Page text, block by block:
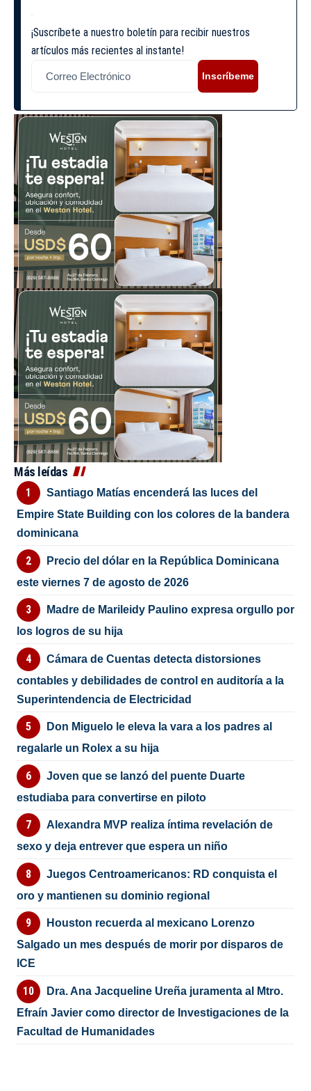
¡Suscríbete a nuestro boletín para recibir nuestros
artículos más recientes al instante!
Inscríbeme
Más leídas
Santiago Matías encenderá las luces del
Empire State Building con los colores de la bandera
dominicana
Precio del dólar en la República Dominicana
este viernes 7 de agosto de 2026
Madre de Marileidy Paulino expresa orgullo por
los logros de su hija
Cámara de Cuentas detecta distorsiones
contables y debilidades de control en auditoría a la
Superintendencia de Electricidad
Don Miguelo le eleva la vara a los padres al
regalarle un Rolex a su hija
Joven que se lanzó del puente Duarte
estudiaba para convertirse en piloto
Alexandra MVP realiza íntima revelación de
sexo y deja entrever que espera un niño
Juegos Centroamericanos: RD conquista el
oro y mantienen su dominio regional
Houston recuerda al mexicano Lorenzo
Salgado un mes después de morir por disparos de
ICE
Dra. Ana Jacqueline Ureña juramenta al Mtro.
Efraín Javier como director de Investigaciones de la
Facultad de Humanidades